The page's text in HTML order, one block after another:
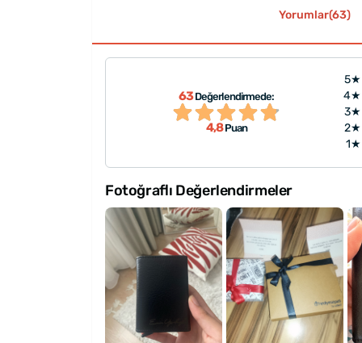
Yorumlar(63)
63Değerlendirmede:
4,8Puan
5★
4★
3★
2★
1★
"çok kaliteli ve şık evet isim
bayıldım. Yine yanıltmadı
için değişmeyen adres"
Fotoğraflı Değerlendirmeler